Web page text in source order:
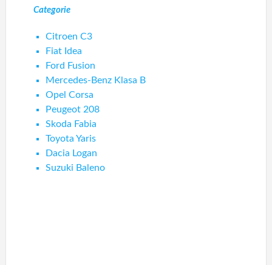
Categorie
Citroen C3
Fiat Idea
Ford Fusion
Mercedes-Benz Klasa B
Opel Corsa
Peugeot 208
Skoda Fabia
Toyota Yaris
Dacia Logan
Suzuki Baleno